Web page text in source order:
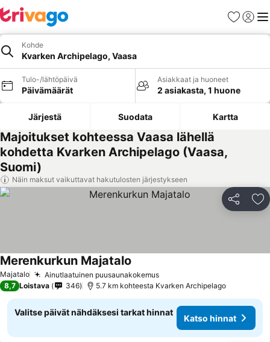
Suosikit
Kohde
Kvarken Archipelago, Vaasa
Tulo-/lähtöpäivä
Päivämäärät
Asiakkaat ja huoneet
2 asiakasta, 1 huone
Järjestä Suodata Kartta
Majoitukset kohteessa Vaasa lähellä
kohdetta Kvarken Archipelago (Vaasa,
Suomi)
Näin maksut vaikuttavat hakutulosten järjestykseen
Jaa
Majatalo Ainutlaatuinen puusaunakokemus
Merenkurkun Majatalo
8,7 Loistava 346 5.7 km kohteesta Kvarken Archipelago
Valitse päivät nähdäksesi tarkat hinnat
Katso hinnat